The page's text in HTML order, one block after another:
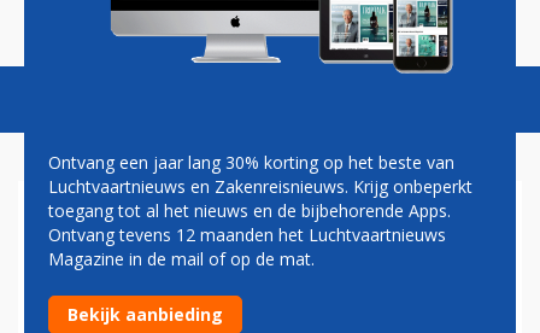
Magazine Podcasts Vacatures
EMIRATES VOORZIET EERSTE
AIRBUS A380 VAN DRIE
KLASSEN
Ontvang een jaar lang 30% korting op het beste van
Luchtvaartnieuws en Zakenreisnieuws. Krijg onbeperkt
toegang tot al het nieuws en de bijbehorende Apps.
Ontvang tevens 12 maanden het Luchtvaartnieuws
Magazine in de mail of op de mat.
Bekijk aanbieding